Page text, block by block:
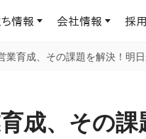
レ
学に基づくAIロープレで、
し
情報
提
専門家
す
会社情報 採
業育成、その課題を解決！明
成、その